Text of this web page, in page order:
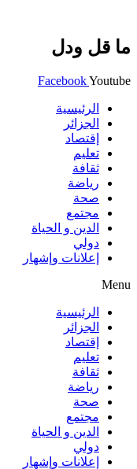
ما قل ودل
FacebookYoutube
الرئيسية
الجزائر
إقتصاد
تعليم
ثقافة
رياضة
صحة
مجتمع
الدين و الحياة
دولي
إعلانات وإشهار
Menu
الرئيسية
الجزائر
إقتصاد
تعليم
ثقافة
رياضة
صحة
مجتمع
الدين و الحياة
دولي
إعلانات وإشهار